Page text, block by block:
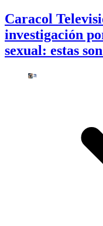
Caracol
investigación
sexual: estas